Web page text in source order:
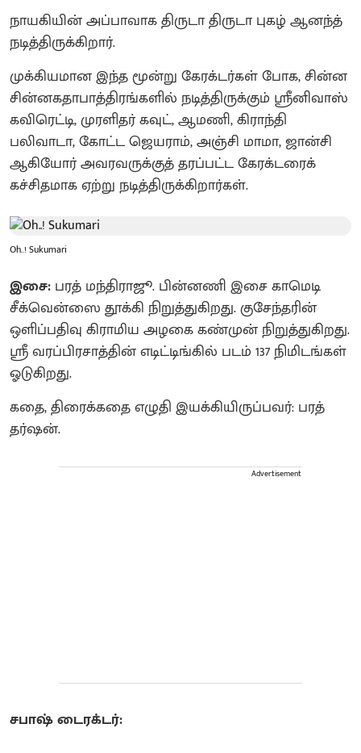
நாயகியின் அப்பாவாக திருடா திருடா புகழ் ஆனந்த்
நடித்திருக்கிறார்.
முக்கியமான இந்த மூன்று கேரக்டர்கள் போக, சின்ன
சின்னகதாபாத்திரங்களில் நடித்திருக்கும் ஸ்ரீனிவாஸ்
கவிரெட்டி, முரளிதர் கவுட், ஆமணி, கிராந்தி
பலிவாடா, கோட்ட ஜெயராம், அஞ்சி மாமா, ஜான்சி
ஆகியோர் அவரவருக்குத் தரப்பட்ட கேரக்டரைக்
கச்சிதமாக ஏற்று நடித்திருக்கிறார்கள்.
Oh..! Sukumari
இசை: பரத் மந்திராஜூ. பின்னணி இசை காமெடி
சீக்வென்ஸை தூக்கி நிறுத்துகிறது. குசேந்தரின்
ஒளிப்பதிவு கிராமிய அழகை கண்முன் நிறுத்துகிறது.
ஸ்ரீ வரப்பிரசாத்தின் எடிட்டிங்கில் படம் 137 நிமிடங்கள்
ஓடுகிறது.
கதை, திரைக்கதை எழுதி இயக்கியிருப்பவர்: பரத்
தர்ஷன்.
Advertisement
சபாஷ் டைரக்டர்: